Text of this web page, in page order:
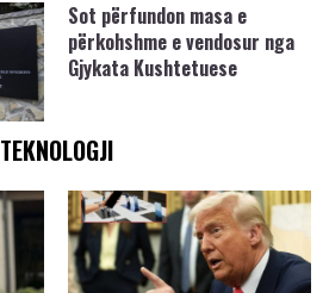
Sot përfundon masa e
përkohshme e vendosur nga
Gjykata Kushtetuese
TEKNOLOGJI